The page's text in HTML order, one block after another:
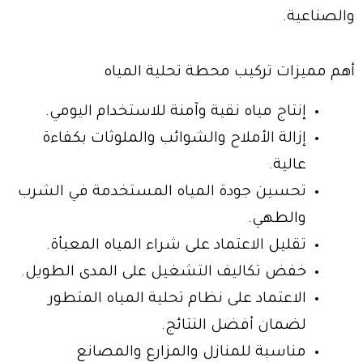
والصناعية.
أهم مميزات تركيب محطة تحلية المياه
إنتاج مياه نقية وآمنة للاستخدام اليومي.
إزالة الأملاح والشوائب والملوثات بكفاءة
عالية.
تحسين جودة المياه المستخدمة في الشرب
والطهي.
تقليل الاعتماد على شراء المياه المعبأة.
خفض تكاليف التشغيل على المدى الطويل.
الاعتماد على نظام تحلية المياه المتطور
لضمان أفضل النتائج.
مناسبة للمنازل والمزارع والمصانع